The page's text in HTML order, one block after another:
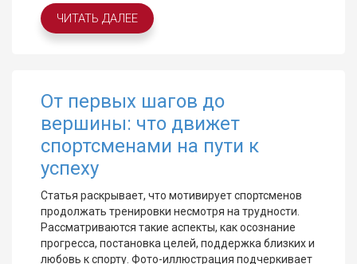
ЧИТАТЬ ДАЛЕЕ
От первых шагов до
вершины: что движет
спортсменами на пути к
успеху
Статья раскрывает, что мотивирует спортсменов
продолжать тренировки несмотря на трудности.
Рассматриваются такие аспекты, как осознание
прогресса, постановка целей, поддержка близких и
любовь к спорту. Фото-иллюстрация подчеркивает